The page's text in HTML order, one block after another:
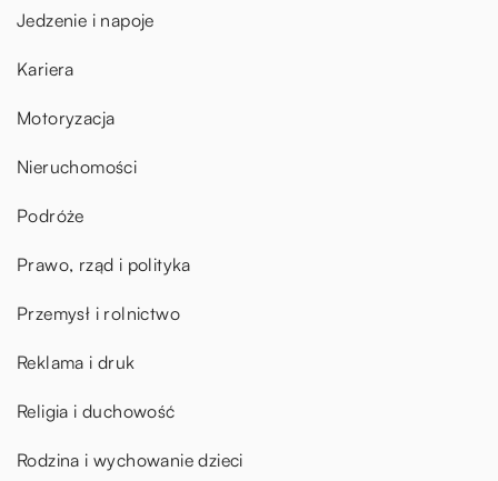
Jedzenie i napoje
Kariera
Motoryzacja
Nieruchomości
Podróże
Prawo, rząd i polityka
Przemysł i rolnictwo
Reklama i druk
Religia i duchowość
Rodzina i wychowanie dzieci